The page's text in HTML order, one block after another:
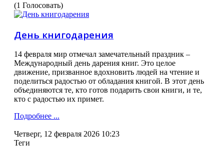
(1 Голосовать)
День книгодарения
14 февраля мир отмечал замечательный праздник –
Международный день дарения книг. Это целое
движение, призванное вдохновить людей на чтение и
поделиться радостью от обладания книгой. В этот день
объединяются те, кто готов подарить свои книги, и те,
кто с радостью их примет.
Подробнее ...
Четверг, 12 февраля 2026 10:23
Теги